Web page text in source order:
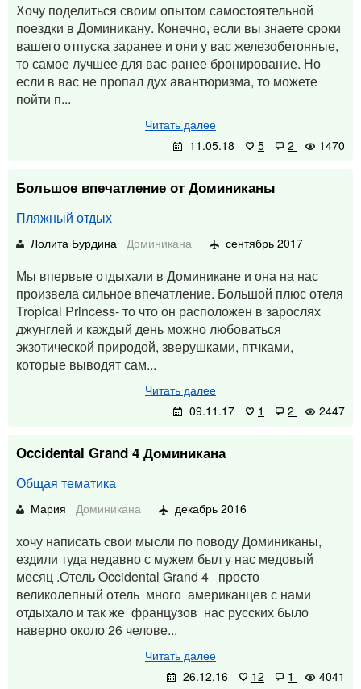
Хочу поделиться своим опытом самостоятельной
поездки в Доминикану. Конечно, если вы знаете сроки
вашего отпуска заранее и они у вас железобетонные,
то самое лучшее для вас-ранее бронирование. Но
если в вас не пропал дух авантюризма, то можете
пойти п...
Читать далее
11.05.18
5 2 1470
Большое впечатление от Доминиканы
Пляжный отдых
Лолита Бурдина Доминикана сентябрь 2017
Мы впервые отдыхали в Доминикане и она на нас
произвела сильное впечатление. Большой плюс отеля
Tropical Princess- то что он расположен в зарослях
джунглей и каждый день можно любоваться
экзотической природой, зверушками, птчками,
которые выводят сам...
Читать далее
09.11.17
1 2 2447
Occidental Grand 4 Доминикана
Общая тематика
Мария Доминикана декабрь 2016
хочу написать свои мысли по поводу Доминиканы,
ездили туда недавно с мужем был у нас медовый
месяц .Отель Occidental Grand 4 просто
великолепный отель много американцев с нами
отдыхало и так же французов нас русских было
наверно около 26 челове...
Читать далее
26.12.16
12 1 4041